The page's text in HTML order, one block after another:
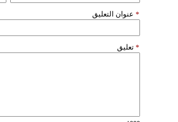
عنوان التعليق *
تعليق *